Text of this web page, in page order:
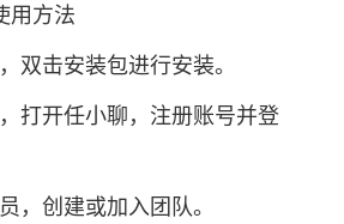
用方法
双击安装包进行安装。
打开任小聊，注册账号并登
，创建或加入团队。